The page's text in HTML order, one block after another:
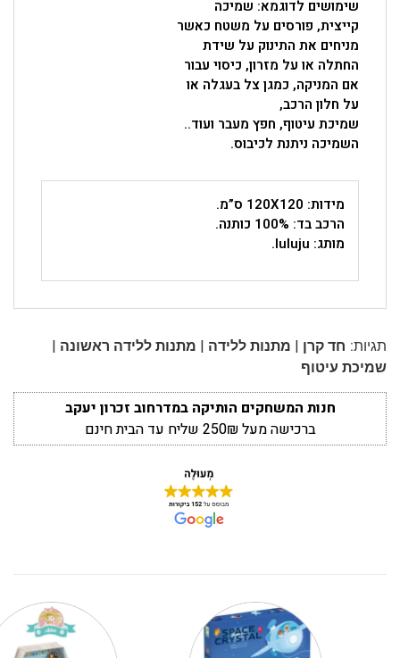
שימושים לדוגמא: שמיכה
קייצית, פורסים על משטח כאשר
מניחים את התינוק על שידת
החתלה או על מזרון, כיסוי עבור
אם המניקה, כמגן צל בעגלה או
על חלון הרכב,
שמיכת עיטוף, חפץ מעבר ועוד..
השמיכה ניתנת לכיבוס.
מידות: 120X120 ס”מ.
הרכב בד: 100% כותנה.
מותג: luluju.
תגיות: חד קרן | מתנות ללידה | מתנות ללידה ראשונה |
שמיכת עיטוף
חנות המשחקים הותיקה במדרחוב זכרון יעקב
ברכישה מעל 250₪ שליח עד הבית חינם